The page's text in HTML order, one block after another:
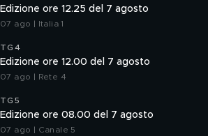
Edizione ore 12.25 del 7 agosto
07 ago | Italia 1
TG4
Edizione ore 12.00 del 7 agosto
07 ago | Rete 4
TG5
Edizione ore 08.00 del 7 agosto
07 ago | Canale 5